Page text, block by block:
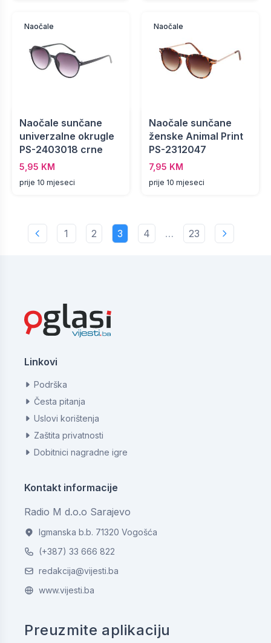
Naočale
Naočale sunčane
univerzalne okrugle
PS-2403018 crne
5,95 KM
prije 10 mjeseci
Naočale
Naočale sunčane
ženske Animal Print
PS-2312047
7,95 KM
prije 10 mjeseci
1 2 3 4 … 23
Linkovi
Podrška
Česta pitanja
Uslovi korištenja
Zaštita privatnosti
Dobitnici nagradne igre
Kontakt informacije
Radio M d.o.o Sarajevo
Igmanska b.b. 71320 Vogošća
(+387) 33 666 822
redakcija@vijesti.ba
www.vijesti.ba
Preuzmite aplikaciju